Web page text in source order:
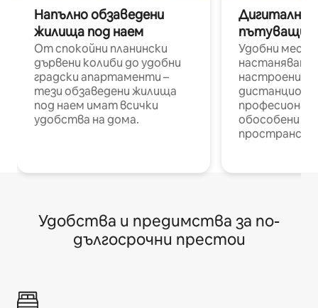
Напълно обзаведени
жилища под наем
От спокойни планински
дървени колиби до удобни
градски апартаменти –
тези обзаведени жилища
под наем имат всички
удобства на дома.
Дигитални
пътуващи
Удобни
настаняване
настроени и
обособени
Удобства и предимства за по-
дългосрочни престои